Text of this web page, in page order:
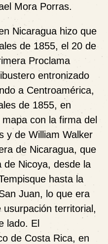
Mora Porras.
Nicaragua hizo que
de 1855, el 20 de
Proclama
entronizado
a Centroamérica,
de 1855, en
con la firma del
y de William Walker
de Nicaragua, que
de Nicoya, desde la
hasta la
Juan, lo que era
territorial,
lado. El
de Costa Rica, en